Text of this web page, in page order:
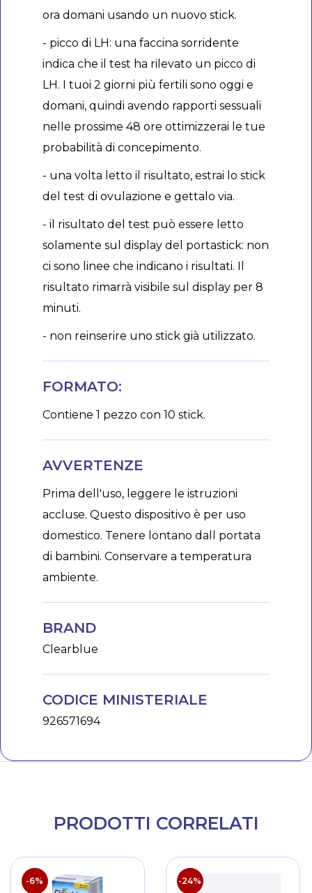
ora domani usando un nuovo stick.
- picco di LH: una faccina sorridente
indica che il test ha rilevato un picco di
LH. I tuoi 2 giorni più fertili sono oggi e
domani, quindi avendo rapporti sessuali
nelle prossime 48 ore ottimizzerai le tue
probabilità di concepimento.
- una volta letto il risultato, estrai lo stick
del test di ovulazione e gettalo via.
- il risultato del test può essere letto
solamente sul display del portastick: non
ci sono linee che indicano i risultati. Il
risultato rimarrà visibile sul display per 8
minuti.
- non reinserire uno stick già utilizzato.
FORMATO:
Contiene 1 pezzo con 10 stick.
AVVERTENZE
Prima dell'uso, leggere le istruzioni
accluse. Questo dispositivo è per uso
domestico. Tenere lontano dall portata
di bambini. Conservare a temperatura
ambiente.
BRAND
Clearblue
CODICE MINISTERIALE
926571694
PRODOTTI CORRELATI
-6% -24%